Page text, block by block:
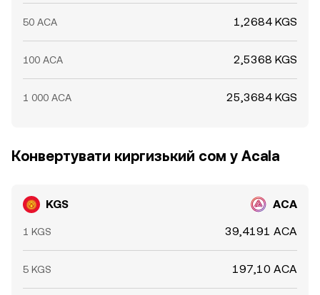
50 ACA 1,2684 KGS
100 ACA 2,5368 KGS
1 000 ACA 25,3684 KGS
Конвертувати киргизький сом у Acala
KGS ACA
1 KGS 39,4191 ACA
5 KGS 197,10 ACA